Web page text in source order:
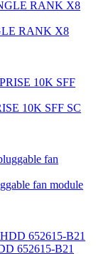
RANK X8
10K SFF SC
fan module
652615-B21